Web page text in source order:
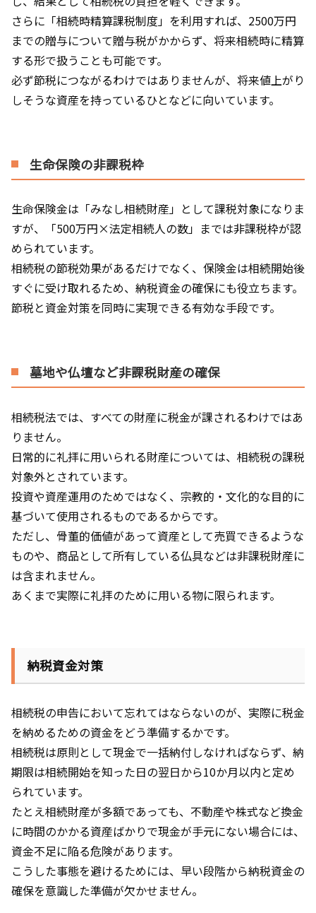
さらに「相続時精算課税制度」を利用すれば、2500万円
までの贈与について贈与税がかからず、将来相続時に精算
する形で扱うことも可能です。
必ず節税につながるわけではありませんが、将来値上がり
しそうな資産を持っているひとなどに向いています。
生命保険の非課税枠
生命保険金は「みなし相続財産」として課税対象になりま
すが、「500万円×法定相続人の数」までは非課税枠が認
められています。
相続税の節税効果があるだけでなく、保険金は相続開始後
すぐに受け取れるため、納税資金の確保にも役立ちます。
節税と資金対策を同時に実現できる有効な手段です。
墓地や仏壇など非課税財産の確保
相続税法では、すべての財産に税金が課されるわけではあ
りません。
日常的に礼拝に用いられる財産については、相続税の課税
対象外とされています。
投資や資産運用のためではなく、宗教的・文化的な目的に
基づいて使用されるものであるからです。
ただし、骨董的価値があって資産として売買できるような
ものや、商品として所有している仏具などは非課税財産に
は含まれません。
あくまで実際に礼拝のために用いる物に限られます。
納税資金対策
相続税の申告において忘れてはならないのが、実際に税金
を納めるための資金をどう準備するかです。
相続税は原則として現金で一括納付しなければならず、納
期限は相続開始を知った日の翌日から10か月以内と定め
られています。
たとえ相続財産が多額であっても、不動産や株式など換金
に時間のかかる資産ばかりで現金が手元にない場合には、
資金不足に陥る危険があります。
こうした事態を避けるためには、早い段階から納税資金の
確保を意識した準備が欠かせません。